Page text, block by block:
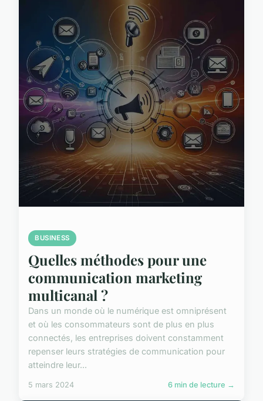
BUSINESS
Quelles méthodes pour une
communication marketing
multicanal ?
Dans un monde où le numérique est omniprésent
et où les consommateurs sont de plus en plus
connectés, les entreprises doivent constamment
repenser leurs stratégies de communication pour
atteindre leur...
5 mars 2024 6 min de lecture →